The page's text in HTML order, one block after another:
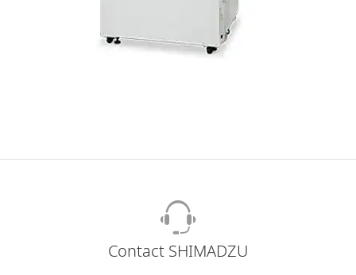
Contact SHIMADZU